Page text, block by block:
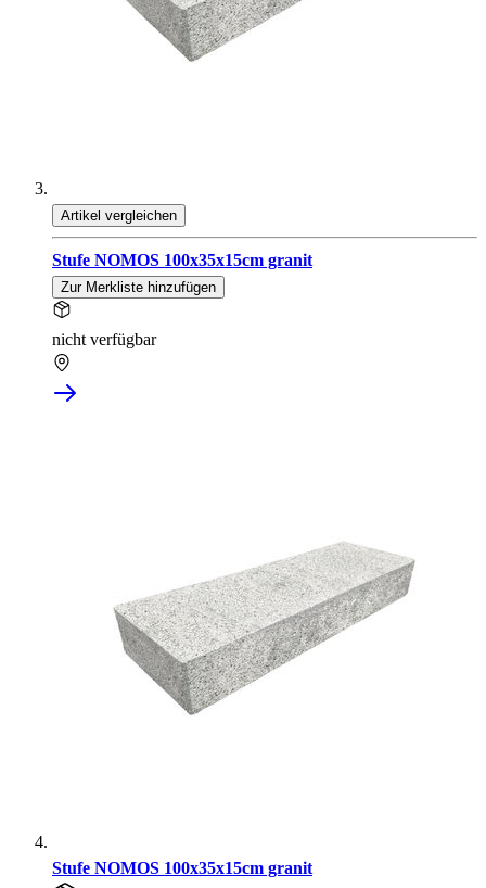
Artikel vergleichen
Stufe NOMOS 100x35x15cm granit
Zur Merkliste hinzufügen
nicht verfügbar
Stufe NOMOS 100x35x15cm granit